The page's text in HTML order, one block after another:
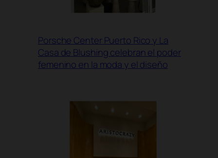
Porsche Center Puerto Rico y La
Casa de Blushing celebran el poder
femenino en la moda y el diseño